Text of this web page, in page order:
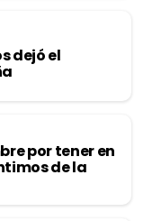
dejó el
por tener en
de la